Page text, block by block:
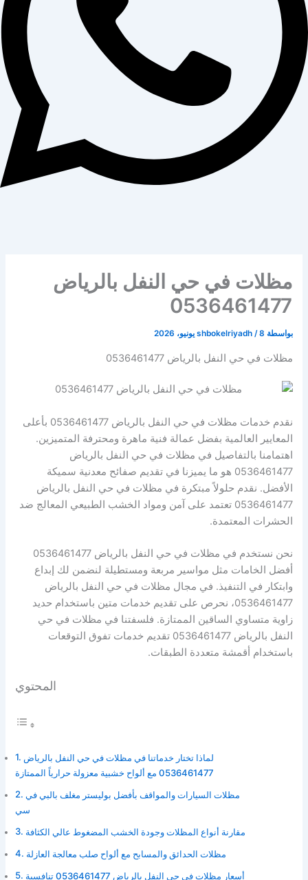
مظلات في حي النفل بالرياض
0536461477
بواسطة shbokelriyadh /8 يونيو، 2026
مظلات في حي النفل بالرياض 0536461477
نقدم خدمات مظلات في حي النفل بالرياض 0536461477 بأعلى
المعايير العالمية بفضل عمالة فنية ماهرة ومحترفة المتميزين.
اهتمامنا بالتفاصيل في مظلات في حي النفل بالرياض
0536461477 هو ما يميزنا في تقديم صفائح معدنية سميكة
الأفضل. نقدم حلولاً مبتكرة في مظلات في حي النفل بالرياض
0536461477 تعتمد على آمن ومواد الخشب الطبيعي المعالج ضد
الحشرات المعتمدة.
نحن نستخدم في مظلات في حي النفل بالرياض 0536461477
أفضل الخامات مثل مواسير مربعة ومستطيلة لنضمن لك إبداع
وابتكار في التنفيذ. في مجال مظلات في حي النفل بالرياض
0536461477، نحرص على تقديم خدمات متين باستخدام حديد
زاوية متساوي الساقين الممتازة. فلسفتنا في مظلات في حي
النفل بالرياض 0536461477 تقديم خدمات تفوق التوقعات
باستخدام أقمشة متعددة الطبقات.
المحتوي
لماذا تختار خدماتنا في مظلات في حي النفل بالرياض
0536461477 مع ألواح خشبية معزولة حرارياً الممتازة
مظلات السيارات والمواقف بأفضل بوليستر مغلف بالبي في
سي
مقارنة أنواع المظلات وجودة الخشب المضغوط عالي الكثافة
مظلات الحدائق والمسابح مع ألواح صلب معالجة العازلة
أسعار مظلات في حي النفل بالرياض 0536461477 تنافسية